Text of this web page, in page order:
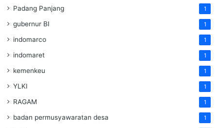
Padang Panjang 1
gubernur BI 1
indomarco 1
indomaret 1
kemenkeu 1
YLKI 1
RAGAM 1
badan permusyawaratan desa 1